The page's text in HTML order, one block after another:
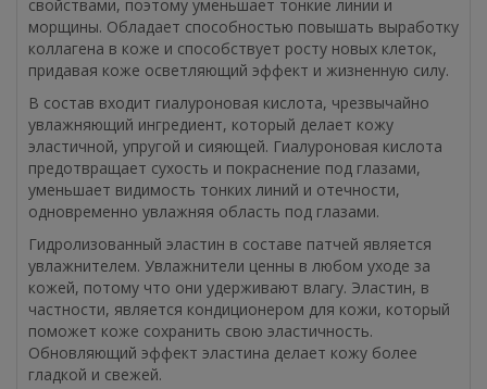
свойствами, поэтому уменьшает тонкие линии и
морщины. Обладает способностью повышать выработку
коллагена в коже и способствует росту новых клеток,
придавая коже осветляющий эффект и жизненную силу.
В состав входит гиалуроновая кислота, чрезвычайно
увлажняющий ингредиент, который делает кожу
эластичной, упругой и сияющей. Гиалуроновая кислота
предотвращает сухость и покраснение под глазами,
уменьшает видимость тонких линий и отечности,
одновременно увлажняя область под глазами.
Гидролизованный эластин в составе патчей является
увлажнителем. Увлажнители ценны в любом уходе за
кожей, потому что они удерживают влагу. Эластин, в
частности, является кондиционером для кожи, который
поможет коже сохранить свою эластичность.
Обновляющий эффект эластина делает кожу более
гладкой и свежей.